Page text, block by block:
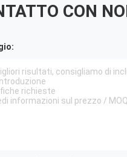
CON